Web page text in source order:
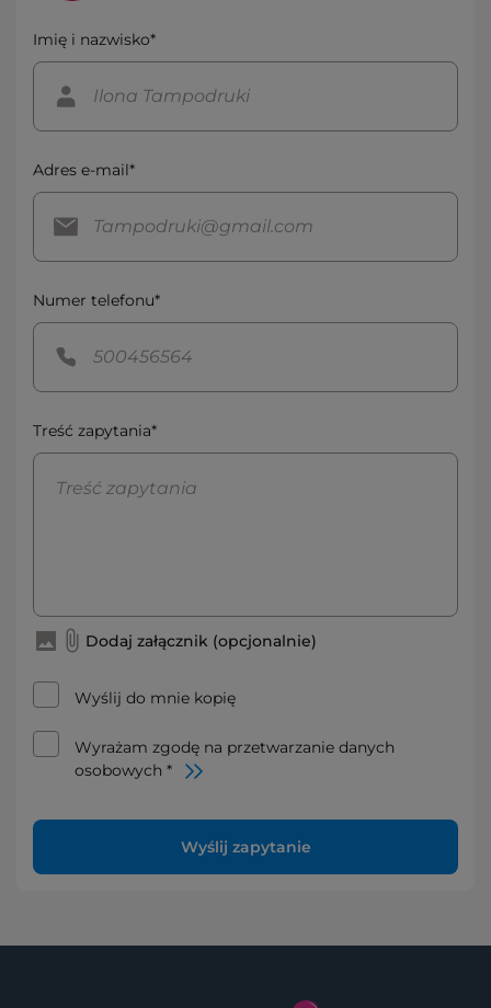
Imię i nazwisko*
Adres e-mail*
Numer telefonu*
Treść zapytania*
Dodaj załącznik (opcjonalnie)
Wyślij do mnie kopię
Wyrażam zgodę na przetwarzanie danych
osobowych *
Wyślij zapytanie